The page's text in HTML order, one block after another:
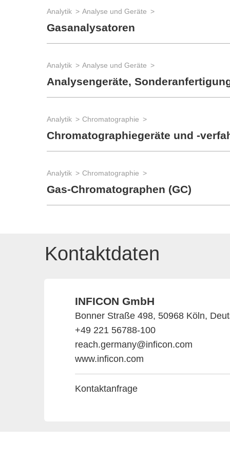
Analytik Analyse und Geräte
Gasanalysatoren
Analytik Analyse und Geräte
Analysengeräte,
Analytik Chromatographie
Chromatographiegeräte und -
Analytik Chromatographie
Gas-Chromatographen (GC)
Kontaktdaten
INFICON GmbH
Bonner Straße 498, 50968 Köln,
+49 221 56788-100
reach.germany@inficon.com
www.inficon.com
Kontaktanfrage